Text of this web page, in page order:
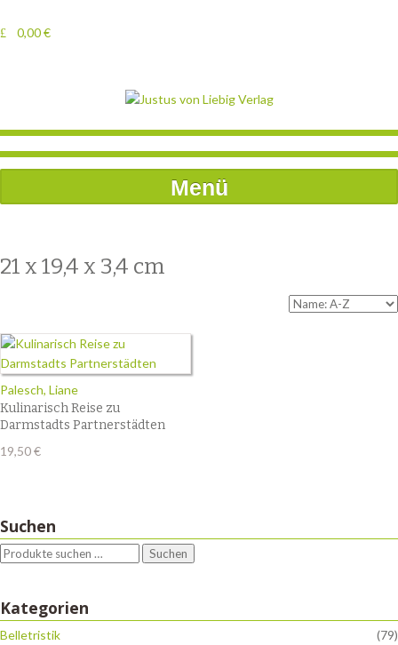
0,00€
Menü
21 x 19,4 x 3,4 cm
Palesch, Liane
Kulinarisch Reise zu
Darmstadts Partnerstädten
19,50€
Suchen
Suchen
Kategorien
Belletristik
(79)